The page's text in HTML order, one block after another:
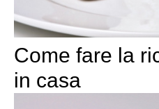
Come fare la
in casa